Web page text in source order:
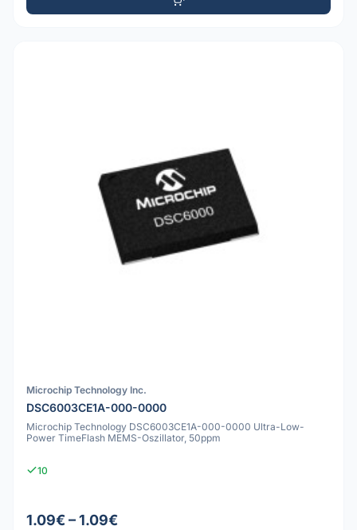
Microchip Technology Inc.
DSC6003CE1A-000-0000
Microchip Technology DSC6003CE1A-000-0000 Ultra-Low-
Power TimeFlash MEMS-Oszillator, 50ppm
10
1.09€ – 1.09€